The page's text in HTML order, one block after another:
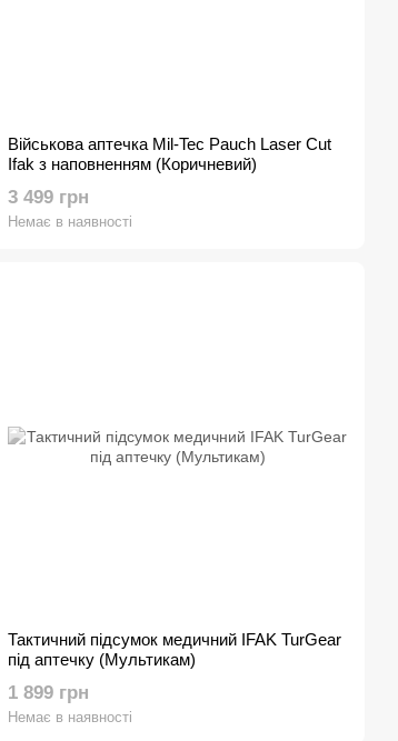
Військова аптечка Mil-Tec Pauch Laser Cut
Ifak з наповненням (Коричневий)
3 499 грн
Немає в наявності
Тактичний підсумок медичний IFAK TurGear
під аптечку (Мультикам)
1 899 грн
Немає в наявності